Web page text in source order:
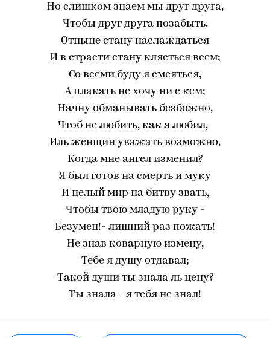
Но слишком знаем мы друг друга,
Чтобы друг друга позабыть.
Отныне стану наслаждаться
И в страсти стану клясться всем;
Со всеми буду я смеяться,
А плакать не хочу ни с кем;
Начну обманывать безбожно,
Чтоб не любить, как я любил,-
Иль женщин уважать возможно,
Когда мне ангел изменил?
Я был готов на смерть и муку
И целый мир на битву звать,
Чтобы твою младую руку -
Безумец!- лишний раз пожать!
Не знав коварную измену,
Тебе я душу отдавал;
Такой души ты знала ль цену?
Ты знала - я тебя не знал!